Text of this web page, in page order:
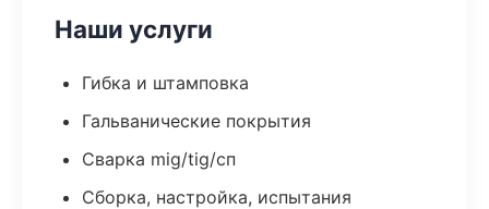
Наши услуги
Гибка и штамповка
Гальванические покрытия
Сварка mig/tig/сп
Сборка, настройка, испытания